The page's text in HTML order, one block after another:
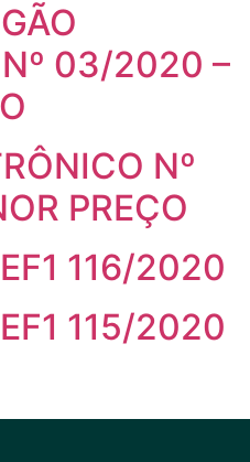
Nº 03/2020 –
Nº
PREÇO
116/2020
115/2020